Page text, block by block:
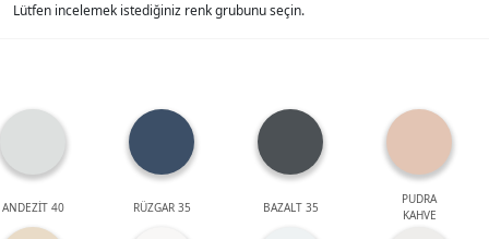
Lütfen incelemek istediğiniz renk grubunu seçin.
ANDEZİT 40 RÜZGAR 35 BAZALT 35
PUDRA
KAHVE